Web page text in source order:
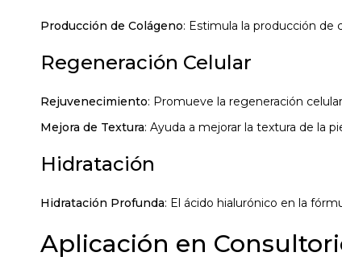
Producción de Colágeno: Estimula la producción de
Regeneración Celular
Rejuvenecimiento: Promueve la regeneración
Mejora de Textura: Ayuda a mejorar la textura de la
Hidratación
Hidratación Profunda: El ácido hialurónico en la
Aplicación en